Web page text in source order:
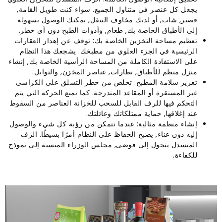
يجعل كل عنصر في متناول الجميع. سواء كنت طويل القامة,
قصير, شاب, أو لديك مخاوف التنقل, يمكنك الوصول بسهولة
إلى الأطباق الخاصة بك, طعام, وأدوات الطبخ دون أي خطر.
تعظيم مساحة التخزين الخاصة بك: توقف عن إهدار العقارات
الرئيسية في الجزء العلوي من مطبخك. يشجعك هذا النظام
على الاستفادة الكاملة من المساحة الرأسية الخاصة بك, إنشاء
منزل منظم للأطباق, نظارات, عناصر المخزن, والتوابل.
تعزيز سلامة المطبخ: تخلص من خطر التسلق على الكراسي
غير المستقرة أو المقاعد المتدرجة. كما تمنع الحركة التي يتم
التحكم فيها للرف القابل للسحب للخزانة العناصر من السقوط
عند إغلاقها, حماية ممتلكاتك وعائلتك.
إنشاء منظمة مثالية: عندما تتمكن من رؤية كل شيء والوصول
إليه دون عناء, يصبح الحفاظ على النظام أمرًا بسيطًا. الرف
المنسدل يتحول إلى فوضى, مجلس الوزراء المنسية إلى نموذج
للكفاءة.